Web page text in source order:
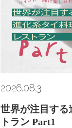
2026.08.3
世界が注目する
トラン Part1